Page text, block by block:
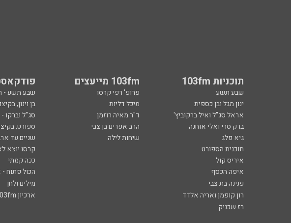
תוכניות 103fm 103fm מייעצים
שבע תשע פרופ' רפי קרסו שבע תשע -
ינון מגל ובן כספית
מיכל דליות בן וינון,
אראל סג"ל ואיל ברקוביץ'
ד"ר מאיה רוזמן סג"ל וברקו
ברק סרי ואלי אוחנה
הרב אפרים בן צבי ספורט,
גיא פלג
שיחות לילה שניים עד
תוכנית הספורט
קרסו יוצא
איריס קול
ככה קמתי
איפה הכסף
הכול פתוח -
פנינה בת צבי
מילים ולחן
רון קופמן ואריה אלדד
ארכיון 103fm
רז שכניק